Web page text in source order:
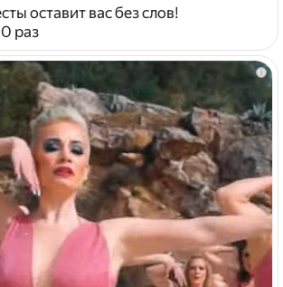
оставит вас без слов!
раз
i